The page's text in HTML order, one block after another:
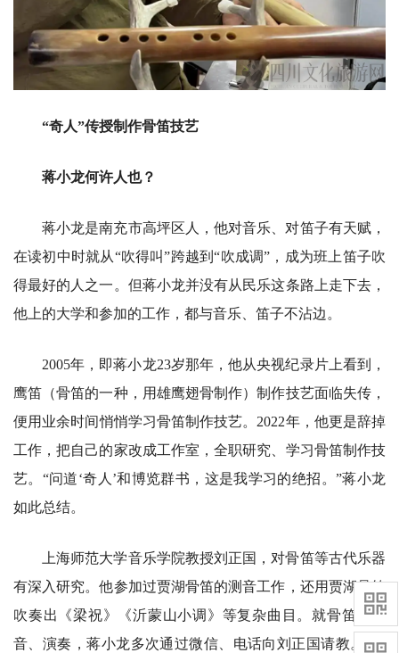
“奇人”传授制作骨笛技艺
蒋小龙何许人也？
蒋小龙是南充市高坪区人，他对音乐、对笛子有天赋，
在读初中时就从“吹得叫”跨越到“吹成调”，成为班上笛子吹
得最好的人之一。但蒋小龙并没有从民乐这条路上走下去，
他上的大学和参加的工作，都与音乐、笛子不沾边。
2005年，即蒋小龙23岁那年，他从央视纪录片上看到，
鹰笛（骨笛的一种，用雄鹰翅骨制作）制作技艺面临失传，
便用业余时间悄悄学习骨笛制作技艺。2022年，他更是辞掉
工作，把自己的家改成工作室，全职研究、学习骨笛制作技
艺。“问道‘奇人’和博览群书，这是我学习的绝招。”蒋小龙
如此总结。
上海师范大学音乐学院教授刘正国，对骨笛等古代乐器
有深入研究。他参加过贾湖骨笛的测音工作，还用贾湖骨笛
吹奏出《梁祝》《沂蒙山小调》等复杂曲目。就骨笛的测
音、演奏，蒋小龙多次通过微信、电话向刘正国请教。“制